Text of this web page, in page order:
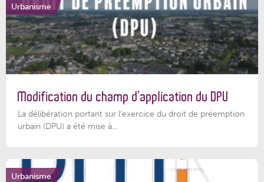
Urbanisme
Modification du champ d’application du DPU
La délibération portant sur l’exercice du droit de préemption
urbain (DPU) a été mise à...
Urbanisme